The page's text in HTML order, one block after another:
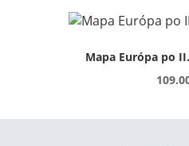
Mapa Európa po